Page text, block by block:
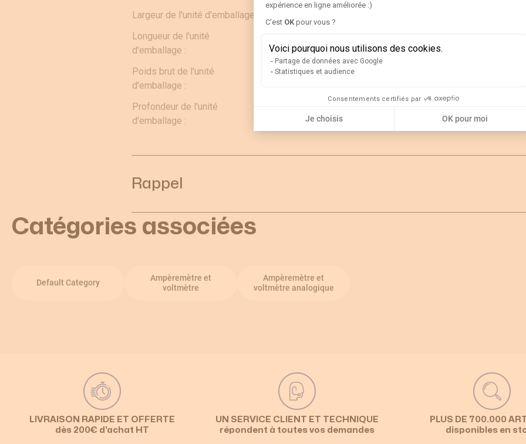
expérience en ligne améliorée :)
C'est OK pour vous ?
Voici pourquoi nous utilisons des cookies.
Partage de données avec Google
Statistiques et audience
Consentements certifiés par
Je choisis OK pour moi
Largeur de l'unité d'emballage :
Longueur de l'unité
d'emballage :
Poids brut de l'unité
d'emballage :
0.22
Profondeur de l'unité
d'emballage :
Rappel
Catégories associées
Default Category
Ampèremètre et
voltmètre
Ampèremètre et
voltmètre analogique
LIVRAISON RAPIDE ET OFFERTE
dès 200€ d’achat HT
UN SERVICE CLIENT ET TECHNIQUE
répondent à toutes vos demandes
PLUS DE 700.000
disponibles en